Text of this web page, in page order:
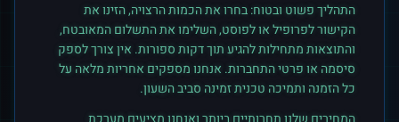
התהליך פשוט ובטוח: בחרו את הכמות הרצויה, הזינו את
הקישור לפרופיל או לפוסט, השלימו את התשלום המאובטח,
והתוצאות מתחילות להגיע תוך דקות ספורות. אין צורך לספק
סיסמה או פרטי התחברות. אנחנו מספקים אחריות מלאה על
כל הזמנה ותמיכה טכנית זמינה סביב השעון.